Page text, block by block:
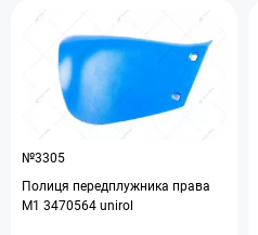
№3305
Полиця передплужника права
М1 3470564 unirol